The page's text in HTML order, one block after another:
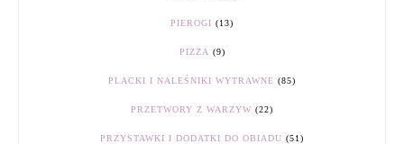
PIEROGI (13)
PIZZA (9)
PLACKI I NALEŚNIKI WYTRAWNE (85)
PRZETWORY Z WARZYW (22)
PRZYSTAWKI I DODATKI DO OBIADU (51)